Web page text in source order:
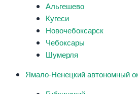
Альгешево
Кугеси
Новочебоксарск
Чебоксары
Шумерля
Ямало-Ненецкий автономный